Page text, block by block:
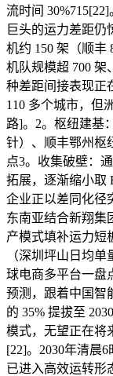
流时间
巨头的运力差距仍
机约 150 架（顺丰
机队规模超 700 架
种差距间接表现正
110 多个城市，但
路]。2。枢纽建基
针）、顺丰鄂州枢
点3。收集破壁：
拓展，逐渐缩小取
企业正以差同化径
东南亚结合新翔集
产模式填补运力短
（深圳坪山日均
球电商多平台一盘
预测，跟着中国智
的 35% 提拔至
模式，无望正在将
[22]。2030年清晨
已进入高效运转形